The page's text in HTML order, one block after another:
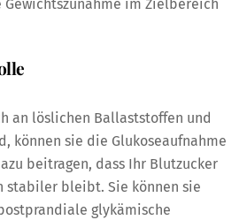
Gewichtszunahme im Zielbereich
an löslichen Ballaststoffen und
können sie die Glukoseaufnahme
beitragen, dass Ihr Blutzucker
stabiler bleibt. Sie können sie
glykämische